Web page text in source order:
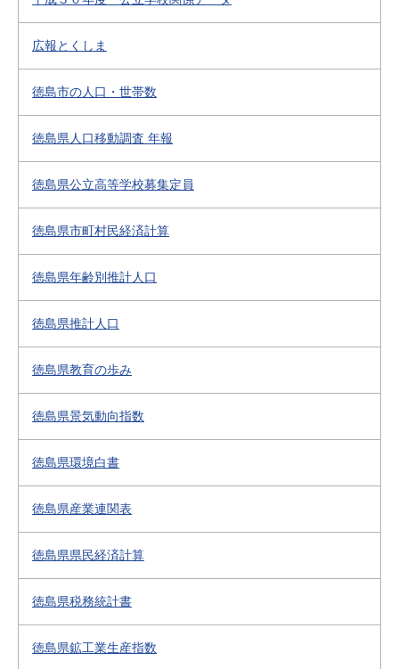
広報とくしま
徳島市の人口・世帯数
徳島県人口移動調査 年報
徳島県公立高等学校募集定員
徳島県市町村民経済計算
徳島県年齢別推計人口
徳島県推計人口
徳島県教育の歩み
徳島県景気動向指数
徳島県環境白書
徳島県産業連関表
徳島県県民経済計算
徳島県税務統計書
徳島県鉱工業生産指数